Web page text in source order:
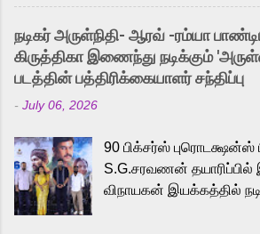
and offered audiences
into the world of Eternia,
released Tamil trailer
strong excitement
Adding to the growing
to the iconic superhero
memorable songs like
Raavan, “Oru Maalai”
நடிகர் அருள்நிதி- ஆரவ் -ரம்யா
கிருத்திகா இணைந்து நடிக்கும்
படத்தின் பத்திரிக்கையாளர் சந்திப்பு
- July 06, 2026
90 பிக்சர்ஸ் புரொடக்ஷன்ஸ்
S.G.சரவணன்
விநாயகன் இயக்கத்தில்